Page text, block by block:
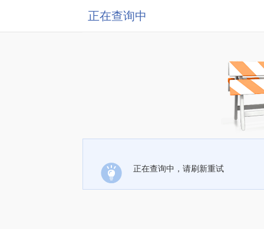
正在查询中
正在查询中，请刷新重试